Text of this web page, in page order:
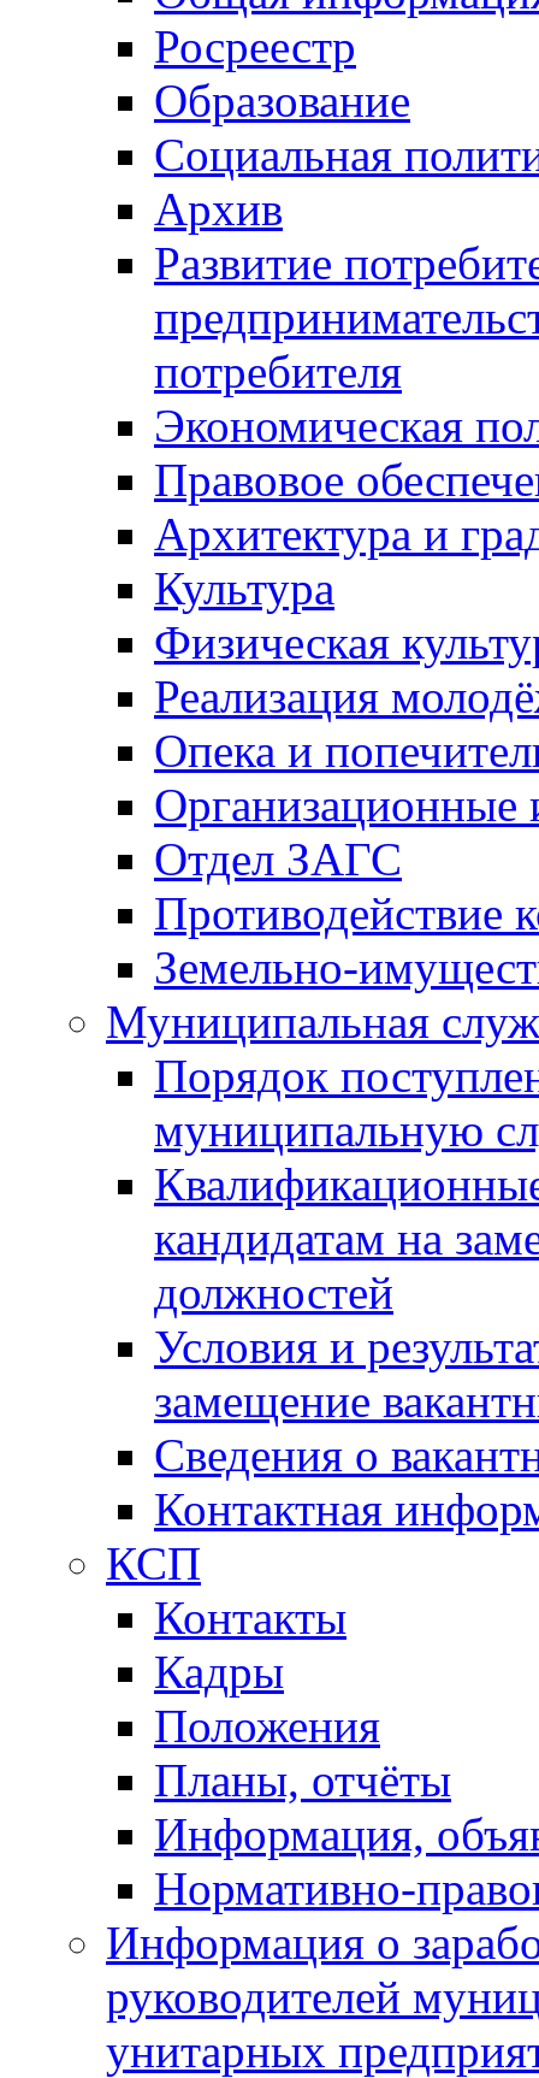
Росреестр
Образование
Социальная
Архив
Развитие
потребителя
Экономическая
Правовое
Архитектура и
Культура
Физическая
Реализация
Опека и
Отдел ЗАГС
Противодействие
Земельно-
Муниципальная
Порядок
муниципальную
кандидатам на
должностей
Условия и
замещение
Сведения о
Контактная
КСП
Контакты
Кадры
Положения
Планы, отчёты
Информация,
Нормативно-
Информация о
руководителей
унитарных